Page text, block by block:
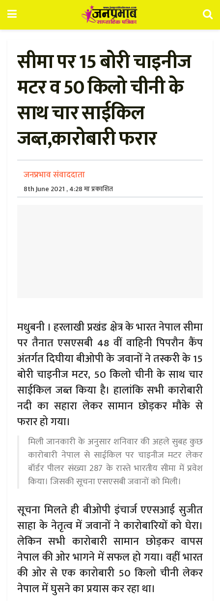
सीमा पर 15 बोरी चाइनीज
मटर व 50 किलो चीनी के
साथ चार साईकिल
जब्त,कारोबारी फरार
जनप्रभाव संवाददाता
8th June 2021 , 4:28 मा प्रकाशित
मधुबनी । हरलाखी प्रखंड क्षेत्र के भारत नेपाल सीमा
पर तैनात एसएसबी 48 वीं वाहिनी पिपरौन कैंप
अंतर्गत दिघीया बीओपी के जवानों ने तस्करी के 15
बोरी चाइनीज मटर, 50 किलो चीनी के साथ चार
साईकिल जब्त किया है। हालांकि सभी कारोबारी
नदी का सहारा लेकर सामान छोड़कर मौके से
फरार हो गया।
मिली जानकारी के अनुसार शनिवार की अहले सुबह कुछ
कारोबारी नेपाल से साईकिल पर चाइनीज मटर लेकर
बॉर्डर पीलर संख्या 287 के रास्ते भारतीय सीमा में प्रवेश
किया। जिसकी सूचना एसएसबी जवानों को मिली।
सूचना मिलते ही बीओपी इंचार्ज एएसआई सुजीत
साहा के नेतृत्व में जवानों ने कारोबारियों को घेरा।
लेकिन सभी कारोबारी सामान छोड़कर वापस
नेपाल की ओर भागने में सफल हो गया। वहीं भारत
की ओर से एक कारोबारी 50 किलो चीनी लेकर
नेपाल में घुसने का प्रयास कर रहा था।